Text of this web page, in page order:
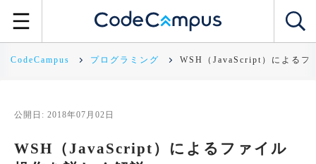
CodeCampus プログラミング WSH（JavaScript）によるフ
公開日: 2018年07月02日
WSH（JavaScript）によるファイル